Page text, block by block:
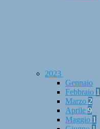
2023
Gennaio
Febbraio 1
Marzo 2
Aprile 9
Maggio 1